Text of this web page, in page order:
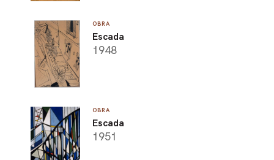
OBRA
Escada
1948
OBRA
Escada
1951